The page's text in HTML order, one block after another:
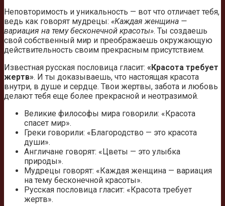
Неповторимость и уникальность — вот что отличает тебя,
ведь как говорят мудрецы: «Каждая женщина —
вариация на тему бесконечной красоты». Ты создаешь
свой собственный мир и преображаешь окружающую
действительность своим прекрасным присутствием.
Известная русская пословица гласит: «Красота требует
жертв». И ты доказываешь, что настоящая красота
внутри, в душе и сердце. Твои жертвы, забота и любовь
делают тебя еще более прекрасной и неотразимой.
Великие философы мира говорили: «Красота
спасет мир».
Греки говорили: «Благородство — это красота
души».
Англичане говорят: «Цветы — это улыбка
природы».
Мудрецы говорят: «Каждая женщина — вариация
на тему бесконечной красоты».
Русская пословица гласит: «Красота требует
жертв».